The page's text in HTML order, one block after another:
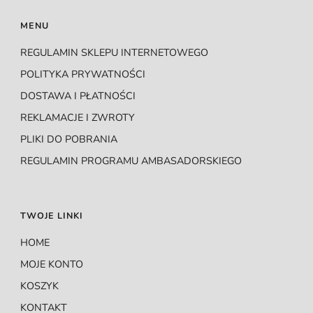
wybrać
na
stronie
produktu
MENU
REGULAMIN SKLEPU INTERNETOWEGO
POLITYKA PRYWATNOŚCI
DOSTAWA I PŁATNOŚCI
REKLAMACJE I ZWROTY
PLIKI DO POBRANIA
REGULAMIN PROGRAMU AMBASADORSKIEGO
TWOJE LINKI
HOME
MOJE KONTO
KOSZYK
KONTAKT